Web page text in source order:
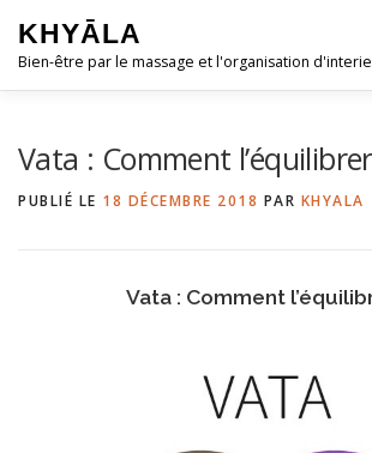
contenu
KHYĀLA
Bien-être par le massage et l'organisation
Vata : Comment
PUBLIÉ LE 18 DÉCEMBRE 2018 PAR KHYALA
Vata : Comment